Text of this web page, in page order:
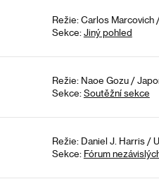
Režie: Carlos Marcovich
Sekce: Jiný pohled
Režie: Naoe Gozu /
Sekce: Soutěžní sekce
Režie: Daniel J. Harris /
Sekce: Fórum